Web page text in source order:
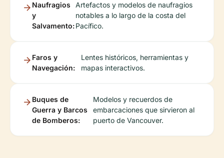
Naufragios
y
Salvamento:
Artefactos y modelos de naufragios
notables a lo largo de la costa del
Pacífico.
Faros y
Navegación:
Lentes históricos, herramientas y
mapas interactivos.
Buques de
Guerra y Barcos
de Bomberos:
Modelos y recuerdos de
embarcaciones que sirvieron al
puerto de Vancouver.